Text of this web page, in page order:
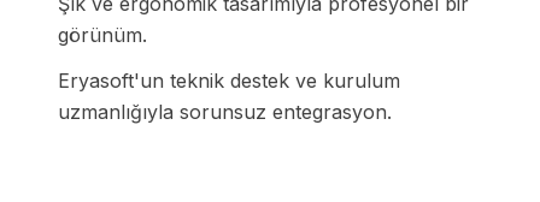
görünüm.
Eryasoft'un teknik destek ve kurulum
uzmanlığıyla sorunsuz entegrasyon.